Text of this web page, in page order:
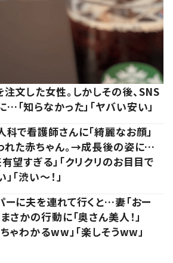
文した女性。しかしその後、SNS
「知らなかった」「ヤバい安い」
科で看護師さんに「綺麗なお顔」
れた赤ちゃん。→成長後の姿に…
有望すぎる」「クリクリのお目目で
「渋い～！」
ーに夫を連れて行くと…妻「おー
さかの行動に「奥さん美人！」
ちゃわかるww」「楽しそうww」